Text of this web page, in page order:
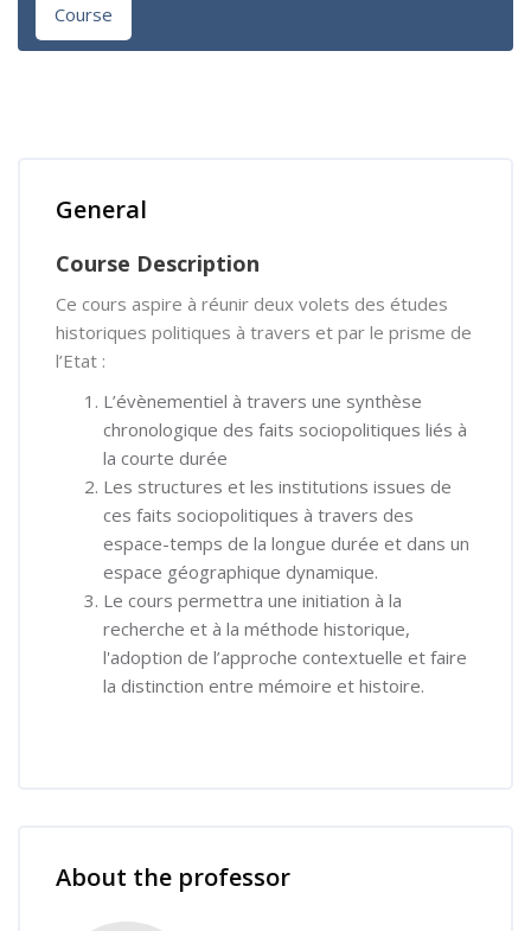
Course
General
Course Description
Ce cours aspire à réunir deux volets des études
historiques politiques à travers et par le prisme de
l’Etat :
L’évènementiel à travers une synthèse
chronologique des faits sociopolitiques liés à
la courte durée
Les structures et les institutions issues de
ces faits sociopolitiques à travers des
espace-temps de la longue durée et dans un
espace géographique dynamique.
Le cours permettra une initiation à la
recherche et à la méthode historique,
l'adoption de l’approche contextuelle et faire
la distinction entre mémoire et histoire.
About the professor